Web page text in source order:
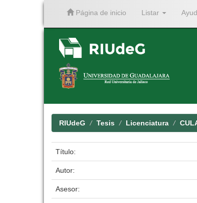
Página de inicio Listar
RIUdeG Tesis Licenciatura
Título:
Autor:
Asesor: